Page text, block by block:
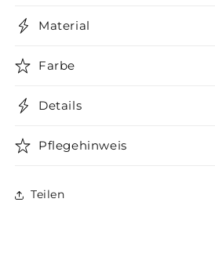
Material
Farbe
Details
Pflegehinweis
Teilen